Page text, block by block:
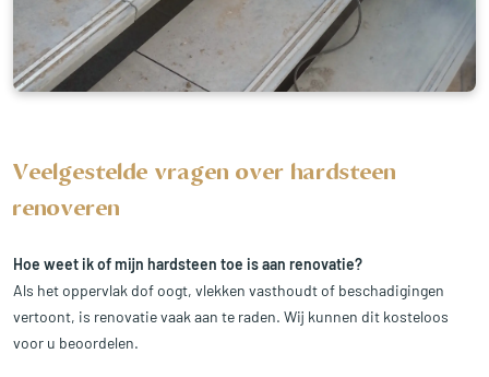
Veelgestelde vragen over hardsteen
renoveren
Hoe weet ik of mijn hardsteen toe is aan renovatie?
Als het oppervlak dof oogt, vlekken vasthoudt of beschadigingen
vertoont, is renovatie vaak aan te raden. Wij kunnen dit kosteloos
voor u beoordelen.